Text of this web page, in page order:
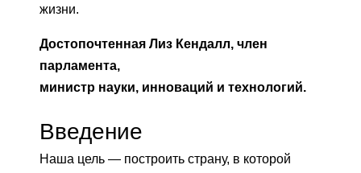
жизни.
Достопочтенная Лиз Кендалл, член
парламента,
министр науки, инноваций и технологий.
Введение
Наша цель — построить страну, в которой